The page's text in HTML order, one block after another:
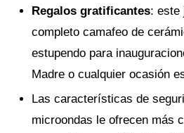
Regalos gratificantes: este
completo camafeo de
estupendo para
Madre o cualquier ocasión
Las características de
microondas le ofrecen más